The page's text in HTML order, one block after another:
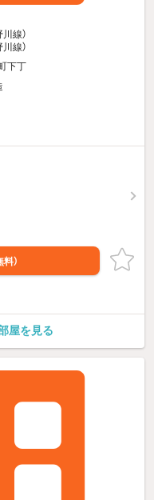
線）
線）
下丁
料）
屋を見る